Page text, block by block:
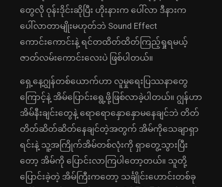
တွေလို ဝုန်းဒိုင်းဆိုပြီး ဟိုးနားက ပေါ်လာ ဒီနားက
ပေါ်လာတာမျိုးမဟုတ်ဘဲ Sound Effect
ကောင်းကောင်းနဲ့ ရင်တထိတ်ထိတ်ကြည့်ရှုရမယ့်
ဇာတ်လမ်းကောင်းလေးပဲ ဖြစ်ပါတယ်။
ရှေ့နေ့ဂျွန်တစ်ယောက်ဟာ လူမှုရေးပြဿနာတွေ
ကြောင့်နဲ့ အိမ်ပြောင်းရွေ့ဖို့ဖြစ်လာခဲ့ပါတယ်။ ဂျွန်ဟာ
အိမ်နီးချင်းတွေနဲ့ ရောရောနှောနှောမနေချင်ဘဲ တိတ်
တိတ်ဆိတ်ဆိတ်နေချင်တဲ့အတွက် အိမ်ကိုသေချာရှာ
ရင်းနဲ့ သူ့အကြိုက်အိမ်တစ်လုံးကို ရှာတွေ့သွားပြီး
တော့ အိမ်ကို ပြောင်းလာကြပါတော့တယ်။ သူတို့
ပြောင်းခဲ့တဲ့ အိမ်ကြီးကတော့ သင်္ချိုင်းဟောင်းတစ်ခု